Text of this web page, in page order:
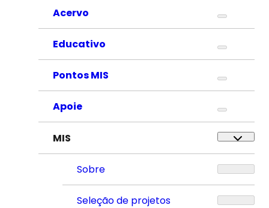
Acervo
Educativo
Pontos MIS
Apoie
MIS
Sobre
Seleção de projetos